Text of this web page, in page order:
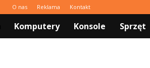
O nas Reklama Kontakt
Komputery Konsole Sprzęt